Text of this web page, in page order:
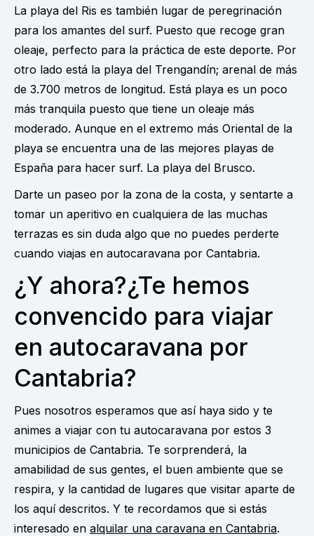
La playa del Ris es también lugar de peregrinación
para los amantes del surf. Puesto que recoge gran
oleaje, perfecto para la práctica de este deporte. Por
otro lado está la playa del Trengandín; arenal de más
de 3.700 metros de longitud. Está playa es un poco
más tranquila puesto que tiene un oleaje más
moderado. Aunque en el extremo más Oriental de la
playa se encuentra una de las mejores playas de
España para hacer surf. La playa del Brusco.
Darte un paseo por la zona de la costa, y sentarte a
tomar un aperitivo en cualquiera de las muchas
terrazas es sin duda algo que no puedes perderte
cuando viajas en autocaravana por Cantabria.
¿Y ahora?¿Te hemos
convencido para viajar
en autocaravana por
Cantabria?
Pues nosotros esperamos que así haya sido y te
animes a viajar con tu autocaravana por estos 3
municipios de Cantabria. Te sorprenderá, la
amabilidad de sus gentes, el buen ambiente que se
respira, y la cantidad de lugares que visitar aparte de
los aquí descritos. Y te recordamos que si estás
interesado en alquilar una caravana en Cantabria.